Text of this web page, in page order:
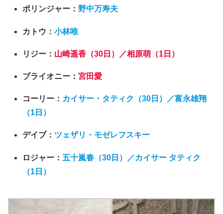
ボリンジャー： 野中万寿夫
カトウ：小林唯
リジー： 山崎遥香（30日）／相原萌（1日）
ブライオニー：宮田愛
コーリー： カイサー・タティク（30日）／富永雄翔
（1日）
デイブ： ツェザリ・モゼレフスキー
ロジャー： 五十嵐春（30日）／カイサー タティク
（1日）